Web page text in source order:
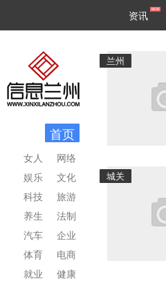
区县
资讯
首页
网络
文化
旅游
法制
企业
电商
健康
女人
娱乐
科技
养生
汽车
体育
就业
兰州
城关